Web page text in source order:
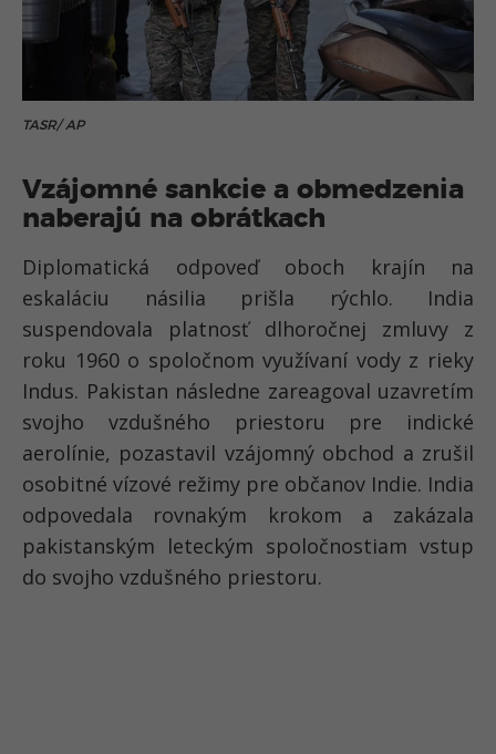
TASR/ AP
Vzájomné sankcie a obmedzenia
naberajú na obrátkach
Diplomatická odpoveď oboch krajín na
eskaláciu násilia prišla rýchlo. India
suspendovala platnosť dlhoročnej zmluvy z
roku 1960 o spoločnom využívaní vody z rieky
Indus. Pakistan následne zareagoval uzavretím
svojho vzdušného priestoru pre indické
aerolínie, pozastavil vzájomný obchod a zrušil
osobitné vízové režimy pre občanov Indie. India
odpovedala rovnakým krokom a zakázala
pakistanským leteckým spoločnostiam vstup
do svojho vzdušného priestoru.